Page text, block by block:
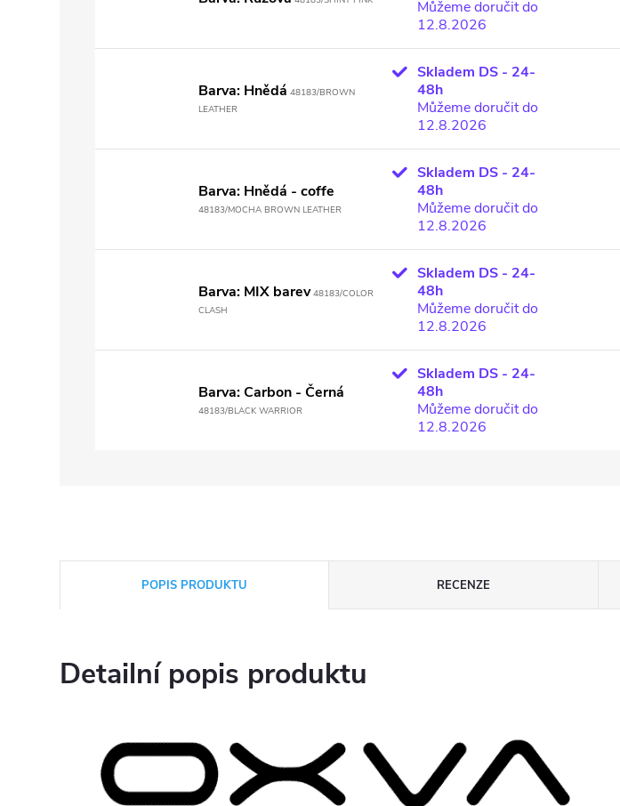
Můžeme doručit do
12.8.2026
Barva: Hnědá 48183/BROWN
LEATHER
Skladem DS - 24-
48h
Můžeme doručit do
12.8.2026
Barva: Hnědá - coffe
48183/MOCHA BROWN LEATHER
Skladem DS - 24-
48h
Můžeme doručit do
12.8.2026
Barva: MIX barev48183/COLOR
CLASH
Skladem DS - 24-
48h
Můžeme doručit do
12.8.2026
Barva: Carbon - Černá
48183/BLACK WARRIOR
Skladem DS - 24-
48h
Můžeme doručit do
12.8.2026
POPIS PRODUKTU RECENZE
Detailní popis produktu